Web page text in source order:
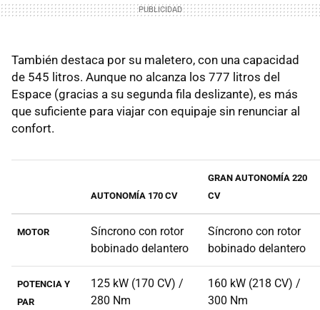
También destaca por su maletero, con una capacidad
de 545 litros. Aunque no alcanza los 777 litros del
Espace (gracias a su segunda fila deslizante), es más
que suficiente para viajar con equipaje sin renunciar al
confort.
AUTONOMÍA 170 CV
GRAN AUTONOMÍA 220
CV
MOTOR
Síncrono con rotor
bobinado delantero
Síncrono con rotor
bobinado delantero
POTENCIA Y
PAR
125 kW (170 CV) /
280 Nm
160 kW (218 CV) /
300 Nm